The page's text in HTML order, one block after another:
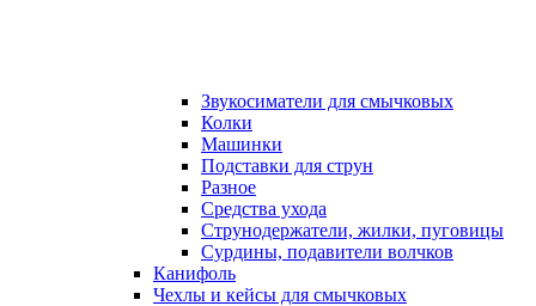
Звукосиматели для смычковых
Колки
Машинки
Подставки для струн
Разное
Средства ухода
Струнодержатели, жилки, пуговицы
Сурдины, подавители волчков
Канифоль
Чехлы и кейсы для смычковых